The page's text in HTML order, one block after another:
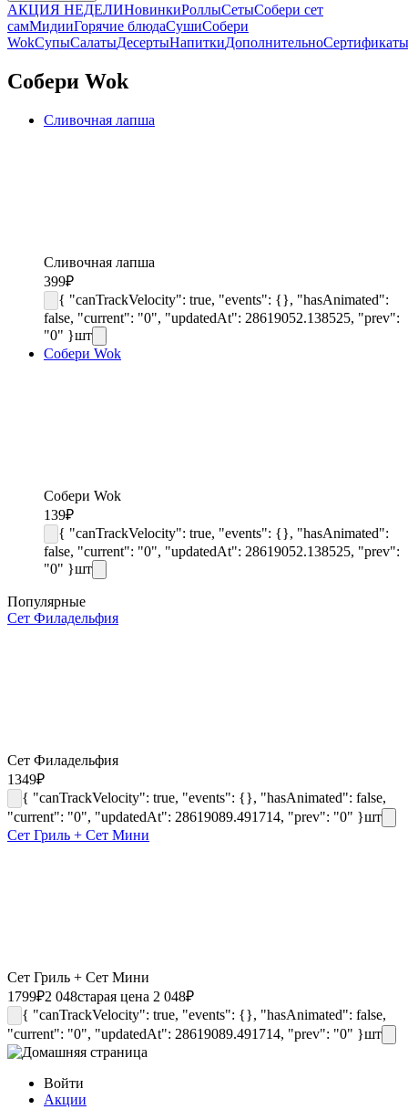
АКЦИЯ НЕДЕЛИНовинкиРоллыСетыСобери сет
самМидииГорячие блюдаСушиСобери
WokСупыСалатыДесертыНапиткиДополнительноСертификаты
Собери Wok
Сливочная лапша
Сливочная лапша
399₽
{ "canTrackVelocity": true, "events": {}, "hasAnimated":
false, "current": "0", "updatedAt": 28619052.138525, "prev":
"0" }шт
Собери Wok
Собери Wok
139₽
{ "canTrackVelocity": true, "events": {}, "hasAnimated":
false, "current": "0", "updatedAt": 28619052.138525, "prev":
"0" }шт
Популярные
Сет Филадельфия
Сет Филадельфия
1349₽
{ "canTrackVelocity": true, "events": {}, "hasAnimated": false,
"current": "0", "updatedAt": 28619089.491714, "prev": "0" }шт
Сет Гриль + Сет Мини
Сет Гриль + Сет Мини
1799₽2 048старая цена 2 048₽
{ "canTrackVelocity": true, "events": {}, "hasAnimated": false,
"current": "0", "updatedAt": 28619089.491714, "prev": "0" }шт
Войти
Акции